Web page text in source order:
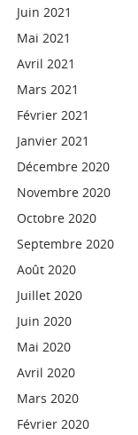
Juin 2021
Mai 2021
Avril 2021
Mars 2021
Février 2021
Janvier 2021
Décembre 2020
Novembre 2020
Octobre 2020
Septembre 2020
Août 2020
Juillet 2020
Juin 2020
Mai 2020
Avril 2020
Mars 2020
Février 2020